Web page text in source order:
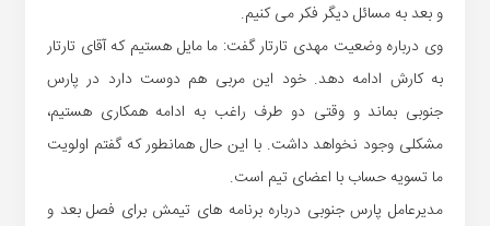
و بعد به مسائل دیگر فکر می کنیم.
وی درباره وضعیت مهدی تارتار گفت: ما مایل هستیم که آقای تارتار
به کارش ادامه دهد. خود این مربی هم دوست دارد در پارس
جنوبی بماند و وقتی دو طرف راغب به ادامه همکاری هستیم،
مشکلی وجود نخواهد داشت. با این حال همانطور که گفتم اولویت
ما تسویه حساب با اعضای تیم است.
مدیرعامل پارس جنوبی درباره برنامه های تیمش برای فصل بعد و